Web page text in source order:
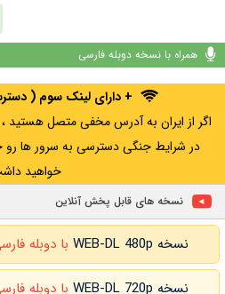
همراه با نسخه دوبله فارسی
+ دارای لینک سوم (
در شرایط جنگی دسترسی به سرور ها رو
خواهید
نسخه های قابل پخش آنلاین
نسخه WEB-DL 480p با دوبله
نسخه WEB-DL 720p با دوبله